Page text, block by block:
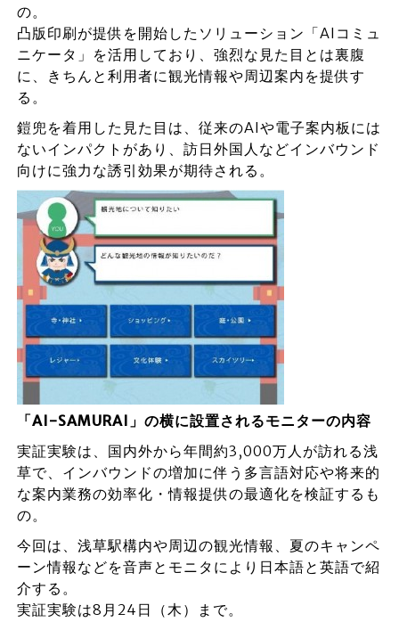
の。
凸版印刷が提供を開始したソリューション「AIコミュ
ニケータ」を活用しており、強烈な見た目とは裏腹
に、きちんと利用者に観光情報や周辺案内を提供す
る。
鎧兜を着用した見た目は、従来のAIや電子案内板には
ないインパクトがあり、訪日外国人などインバウンド
向けに強力な誘引効果が期待される。
「AI-SAMURAI」の横に設置されるモニターの内容
実証実験は、国内外から年間約3,000万人が訪れる浅
草で、インバウンドの増加に伴う多言語対応や将来的
な案内業務の効率化・情報提供の最適化を検証するも
の。
今回は、浅草駅構内や周辺の観光情報、夏のキャンペ
ーン情報などを音声とモニタにより日本語と英語で紹
介する。
実証実験は8月24日（木）まで。